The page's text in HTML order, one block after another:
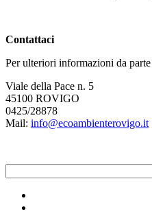
Contattaci
Per ulteriori informazioni da
Viale della Pace n. 5
45100 ROVIGO
0425/28878
Mail: info@ecoambienterovigo.it